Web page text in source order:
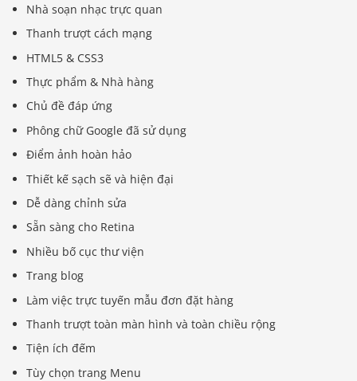
Nhà soạn nhạc trực quan
Thanh trượt cách mạng
HTML5 & CSS3
Thực phẩm & Nhà hàng
Chủ đề đáp ứng
Phông chữ Google đã sử dụng
Điểm ảnh hoàn hảo
Thiết kế sạch sẽ và hiện đại
Dễ dàng chỉnh sửa
Sẵn sàng cho Retina
Nhiều bố cục thư viện
Trang blog
Làm việc trực tuyến mẫu đơn đặt hàng
Thanh trượt toàn màn hình và toàn chiều rộng
Tiện ích đếm
Tùy chọn trang Menu